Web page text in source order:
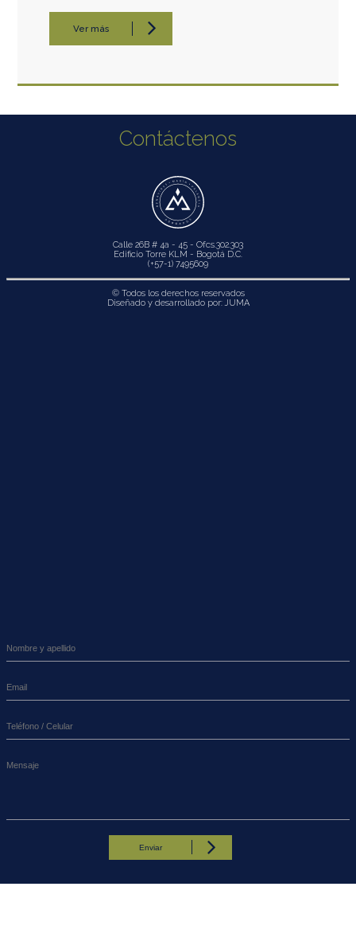
Ver más
Contáctenos
Calle 26B # 4a - 45 - Ofcs.302.303
Edificio Torre KLM - Bogotá D.C.
(+57-1) 7495609
© Todos los derechos reservados
Diseñado y desarrollado por:JUMA
Enviar